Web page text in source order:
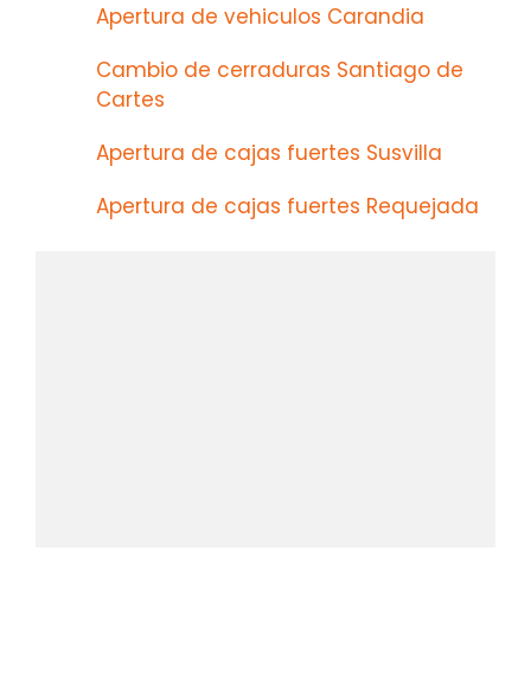
Apertura de vehiculos Carandia
Cambio de cerraduras Santiago de
Cartes
Apertura de cajas fuertes Susvilla
Apertura de cajas fuertes Requejada